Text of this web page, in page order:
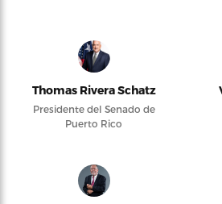
Thomas Rivera Schatz
Presidente del Senado de
Puerto Rico